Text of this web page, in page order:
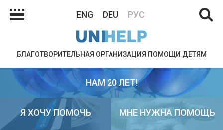
ENG DEU РУС
БЛАГОТВОРИТЕЛЬНАЯ ОРГАНИЗАЦИЯ ПОМОЩИ ДЕТЯМ
НАМ 20 ЛЕТ!
Я ХОЧУ ПОМОЧЬ МНЕ НУЖНА ПОМОЩЬ